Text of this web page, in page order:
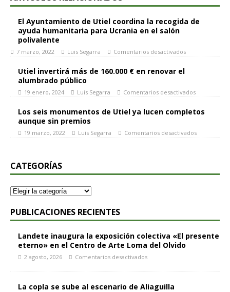
El Ayuntamiento de Utiel coordina la recogida de
ayuda humanitaria para Ucrania en el salón
polivalente
7 marzo, 2022 Luis Segarra Comentarios desactivados
Utiel invertirá más de 160.000 € en renovar el
alumbrado público
19 enero, 2024 Luis Segarra Comentarios desactivados
Los seis monumentos de Utiel ya lucen completos
aunque sin premios
19 marzo, 2022 Luis Segarra Comentarios desactivados
CATEGORÍAS
PUBLICACIONES RECIENTES
Landete inaugura la exposición colectiva «El presente
eterno» en el Centro de Arte Loma del Olvido
2 agosto, 2026 Comentarios desactivados
La copla se sube al escenario de Aliaguilla